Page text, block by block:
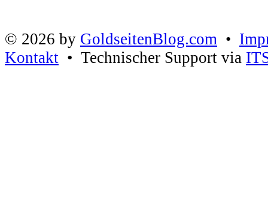
© 2026 by GoldseitenBlog.com •
Kontakt • Technischer Support via